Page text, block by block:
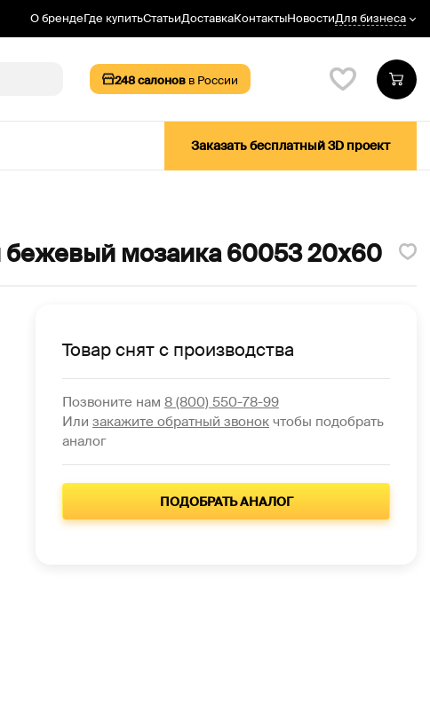
О брендеГде купитьСтатьиДоставкаКонтактыНовостиДля бизнеса
248салонов в России
Заказать бесплатный 3D проект
бежевый мозаика 60053 20х60
Товар снят с производства
Позвоните нам8 (800) 550-78-99
Илизакажите обратный звонок чтобы подобрать
аналог
ПОДОБРАТЬ АНАЛОГ